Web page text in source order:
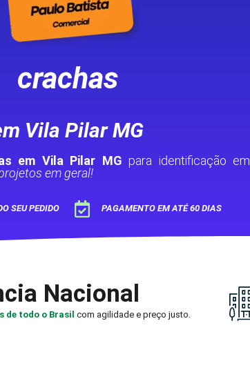
crachas
Vila Pilar MG
em Vila Pilar MG para identificação em
em geral!
SEU PEDIDO PAGAMENTO EM ATÉ 60 DIAS
Nacional
de todo o Brasil com agilidade e preço justo.